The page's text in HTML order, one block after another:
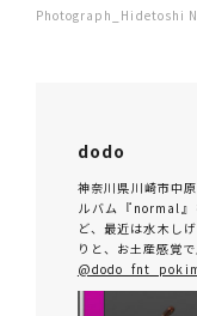
Photograph_Hidetoshi
dodo
神奈川県川崎市中
ルバム『normal
ど、最近は水木し
りと、お土産感覚